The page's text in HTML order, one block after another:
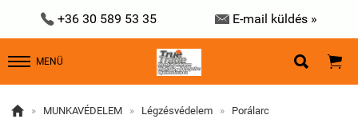
 +36 30 589 53 35  E-mail küldés »
MENÜ  
 » MUNKAVÉDELEM » Légzésvédelem » Porálarc